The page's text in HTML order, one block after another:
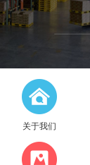
关于我们